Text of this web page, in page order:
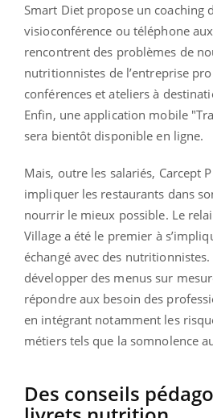
Smart Diet propose un coaching
visioconférence ou téléphone
rencontrent des problèmes de
nutritionnistes de l’entreprise
conférences et ateliers à
Enfin, une application mobile
sera bientôt disponible en ligne.
Mais, outre les salariés, Carcept
impliquer les restaurants dans
nourrir le mieux possible. Le relai
Village a été le premier à
échangé avec des
développer des menus sur
répondre aux besoin des
en intégrant notamment les
métiers tels que la somnolence
Des conseils